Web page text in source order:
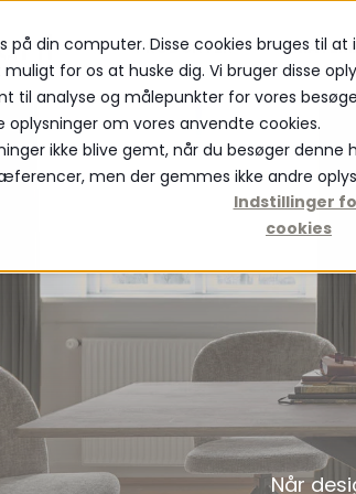
på din computer. Disse cookies bruges til
for os at huske dig. Vi bruger disse
til analyse og målepunkter for vores
oplysninger om vores anvendte cookies.
ikke blive gemt, når du besøger
men der gemmes ikke andre
Indstillinger
cookies
PRODUKTER
Når